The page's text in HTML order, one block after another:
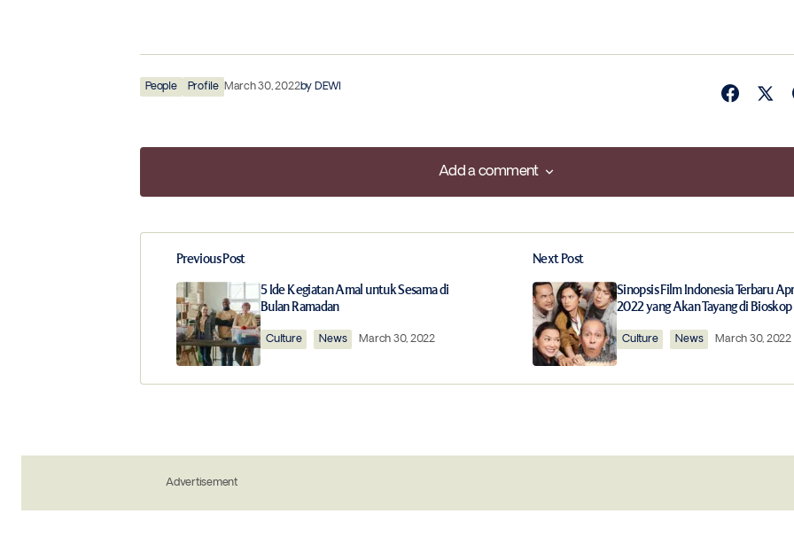
People Profile March 30, 2022by DEWI
Add a comment
Add a comment
Your email address will not be published. Required fields are marked*
Comment*
Save my name, email, and website in this browser for
Previous Post
5 Ide Kegiatan Amal untuk Sesama di
Bulan Ramadan
Culture News March 30, 2022
Next Post
Sinopsis Film Indonesia Terbaru
2022 yang Akan Tayang di Bioskop
Culture News March 30, 2022
Advertisement